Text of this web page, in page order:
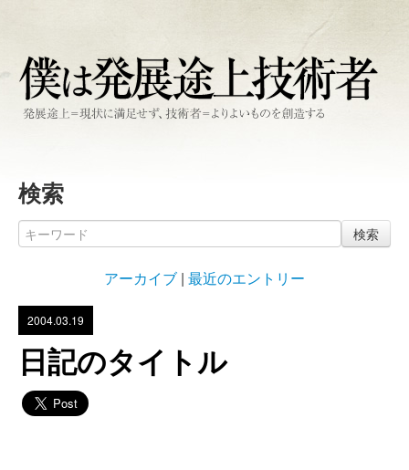
検索
検索
アーカイブ | 最近のエントリー
2004.03.19
日記のタイトル